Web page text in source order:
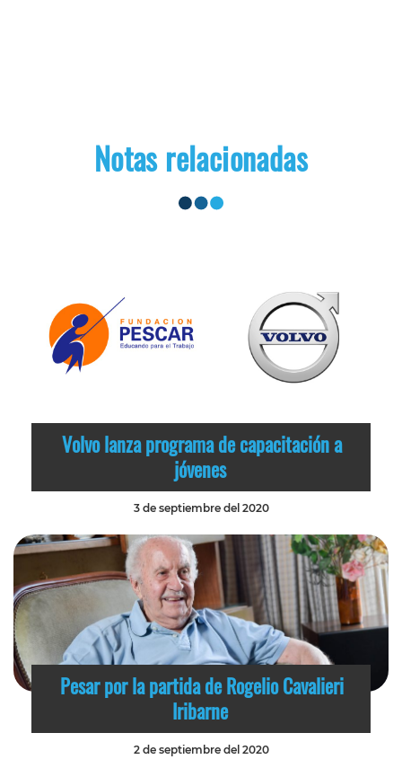
Notas relacionadas
Volvo lanza programa de capacitación a
jóvenes
3 de septiembre del 2020
Pesar por la partida de Rogelio Cavalieri
Iribarne
2 de septiembre del 2020